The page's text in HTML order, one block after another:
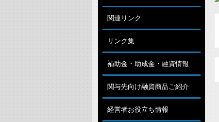
関連リンク
リンク集
補助金・助成金・融資情報
関与先向け融資商品ご紹介
経営者お役立ち情報